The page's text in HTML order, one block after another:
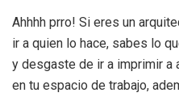
Ahhhh prro! Si eres un
ir a quien lo hace, sabes lo
y desgaste de ir a imprimir a
en tu espacio de trabajo,